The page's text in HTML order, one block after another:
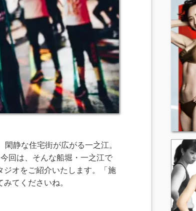
静な住宅街が広がる一之江。
回は、そんな船堀・一之江で
ジオをご紹介いたします。「施
てくださいね。